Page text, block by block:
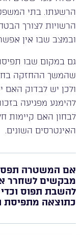
הרשעתו. בתי המשפט
הרשויות לצורך
ובמצב שבו אין
גם במקום שבו
שהמשך ההחזקה
ולכן יש לבדוק
להימנע מפגיעה
לבחון האם קיימות
האינטרסים השונים.
אם המשטרה
מבקשים לשחרר
להשבת תפוס
כתוצאה